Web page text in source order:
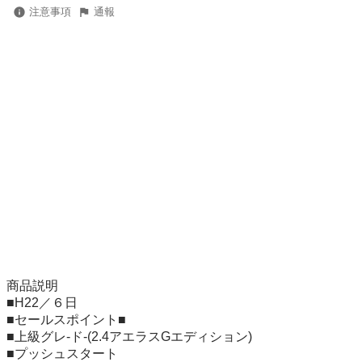
注意事項 通報
商品説明
■H22／６日
■セールスポイント■
■上級グレ-ド-(2.4アエラスGエディション)
■プッシュスタート